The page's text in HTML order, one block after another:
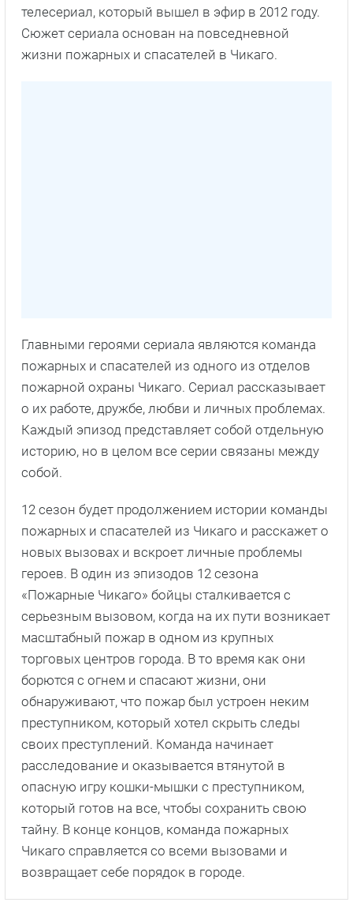
телесериал, который вышел в эфир в 2012 году.
Сюжет сериала основан на повседневной
жизни пожарных и спасателей в Чикаго.
Главными героями сериала являются команда
пожарных и спасателей из одного из отделов
пожарной охраны Чикаго. Сериал рассказывает
о их работе, дружбе, любви и личных проблемах.
Каждый эпизод представляет собой отдельную
историю, но в целом все серии связаны между
собой.
12 сезон будет продолжением истории команды
пожарных и спасателей из Чикаго и расскажет о
новых вызовах и вскроет личные проблемы
героев. В один из эпизодов 12 сезона
«Пожарные Чикаго» бойцы сталкивается с
серьезным вызовом, когда на их пути возникает
масштабный пожар в одном из крупных
торговых центров города. В то время как они
борются с огнем и спасают жизни, они
обнаруживают, что пожар был устроен неким
преступником, который хотел скрыть следы
своих преступлений. Команда начинает
расследование и оказывается втянутой в
опасную игру кошки-мышки с преступником,
который готов на все, чтобы сохранить свою
тайну. В конце концов, команда пожарных
Чикаго справляется со всеми вызовами и
возвращает себе порядок в городе.